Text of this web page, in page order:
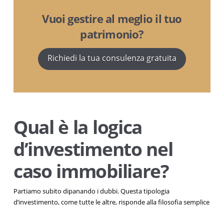
Vuoi gestire al meglio il tuo
patrimonio?
Richiedi la tua consulenza gratuita
Qual è la logica
d’investimento nel
caso immobiliare?
Partiamo subito dipanando i dubbi. Questa tipologia
d’investimento, come tutte le altre, risponde alla filosofia semplice